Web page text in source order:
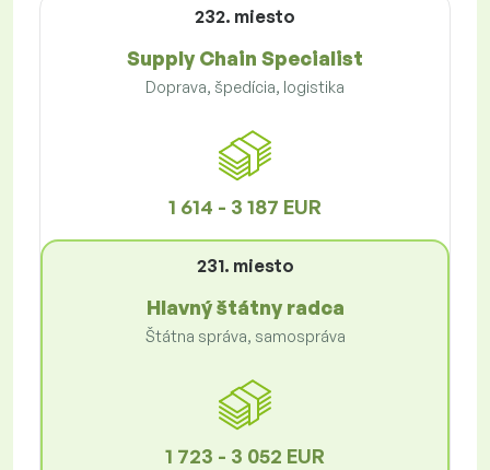
232. miesto
Supply Chain Specialist
Doprava, špedícia, logistika
1 614 - 3 187 EUR
231. miesto
Hlavný štátny radca
Štátna správa, samospráva
1 723 - 3 052 EUR